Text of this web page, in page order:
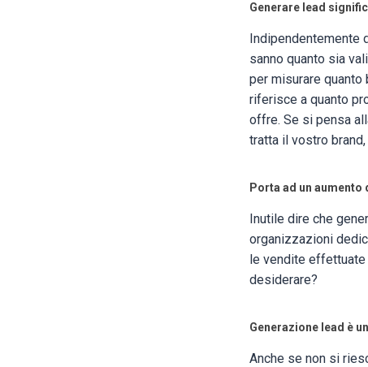
Generare lead
Indipendentemente
sanno quanto sia
per misurare
riferisce a quanto
offre. Se si pensa
tratta il vostro
Porta ad un
Inutile dire che
organizzazioni
le vendite effettuate
desiderare?
Generazione lead è
Anche se non si